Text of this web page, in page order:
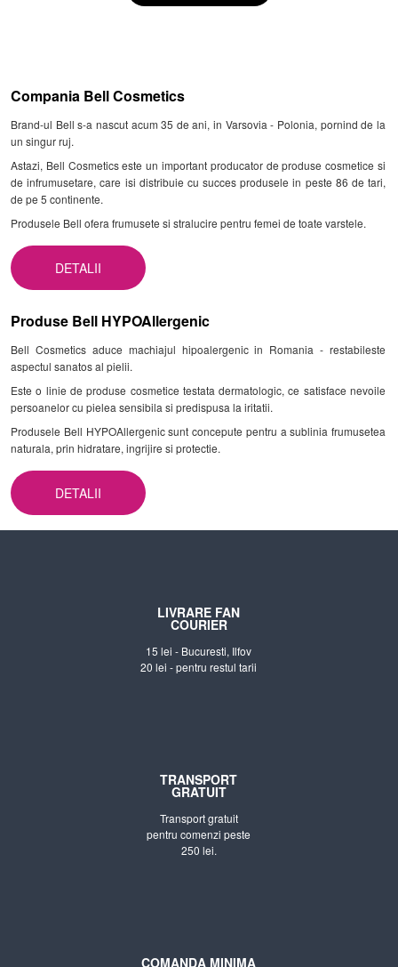
Compania Bell Cosmetics
Brand-ul Bell s-a nascut acum 35 de ani, in Varsovia - Polonia, pornind de la
un singur ruj.
Astazi, Bell Cosmetics este un important producator de produse cosmetice si
de infrumusetare, care isi distribuie cu succes produsele in peste 86 de tari,
de pe 5 continente.
Produsele Bell ofera frumusete si stralucire pentru femei de toate varstele.
DETALII
Produse Bell HYPOAllergenic
Bell Cosmetics aduce machiajul hipoalergenic in Romania - restabileste
aspectul sanatos al pielii.
Este o linie de produse cosmetice testata dermatologic, ce satisface nevoile
persoanelor cu pielea sensibila si predispusa la iritatii.
Produsele Bell HYPOAllergenic sunt concepute pentru a sublinia frumusetea
naturala, prin hidratare, ingrijire si protectie.
DETALII
LIVRARE FAN
COURIER
15 lei - Bucuresti, Ilfov
20 lei - pentru restul tarii
TRANSPORT
GRATUIT
Transport gratuit
pentru comenzi peste
250 lei.
COMANDA MINIMA